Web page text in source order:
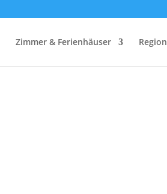
Zimmer & Ferienhäuser Region